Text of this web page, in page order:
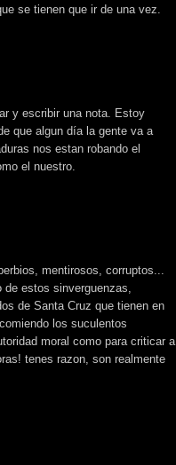
se tienen que ir de una vez.
y escribir una nota. Estoy
que algun día la gente va a
nos estan robando el
el nuestro.
mentirosos, corruptos...
de estos sinverguenzas,
de Santa Cruz que tienen en
los suculentos
moral como para criticar a
tenes razon, son realmente